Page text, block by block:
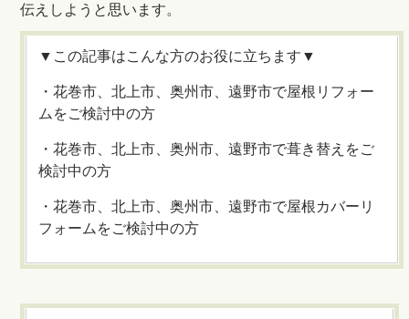
伝えしようと思います。
▼この記事はこんな方のお役に立ちます▼
・花巻市、北上市、奥州市、遠野市で屋根リフォー
ムをご検討中の方
・花巻市、北上市、奥州市、遠野市で葺き替えをご
検討中の方
・花巻市、北上市、奥州市、遠野市で屋根カバーリ
フォームをご検討中の方